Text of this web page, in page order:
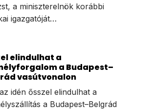
a miniszterelnök korábbi
igazgatóját…
elindulhat a
a Budapest–
vasútvonalon
idén ősszel elindulhat a
a Budapest–Belgrád